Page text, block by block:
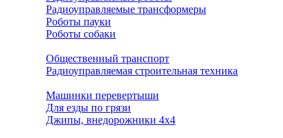
Радиоуправляемые трансформеры
Роботы пауки
Роботы собаки
Общественный транспорт
Радиоуправляемая строительная техника
Машинки перевертыши
Для езды по грязи
Джипы, внедорожники 4x4